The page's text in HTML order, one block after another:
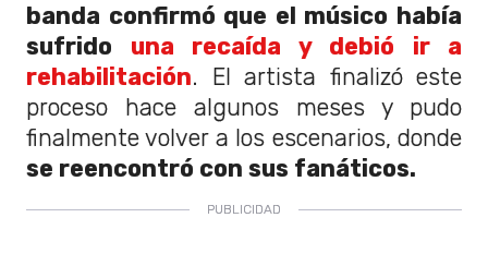
banda confirmó que el músico había
sufrido una recaída y debió ir a
rehabilitación. El artista finalizó este
proceso hace algunos meses y pudo
finalmente volver a los escenarios, donde
se reencontró con sus fanáticos.